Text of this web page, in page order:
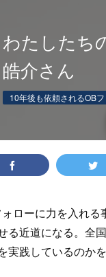
わたしたち
皓介さん
10年後も依頼されるOB
ローに力を入れ
る近道になる。全
実践しているのかを